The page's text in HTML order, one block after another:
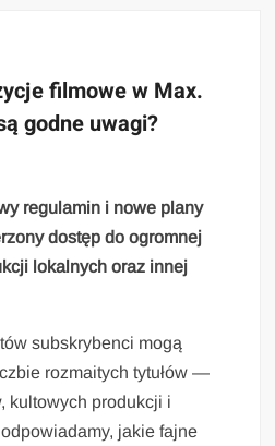
filmowe w Max.
godne uwagi?
regulamin i nowe plany
dostęp do ogromnej
lokalnych oraz innej
subskrybenci mogą
rozmaitych tytułów —
kultowych produkcji i
jakie fajne